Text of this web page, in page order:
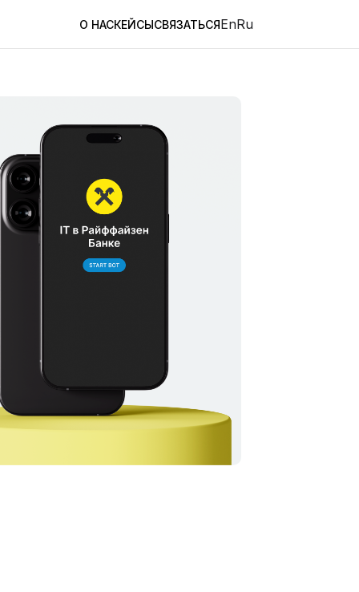
О НАСКЕЙСЫСВЯЗАТЬСЯEnRu